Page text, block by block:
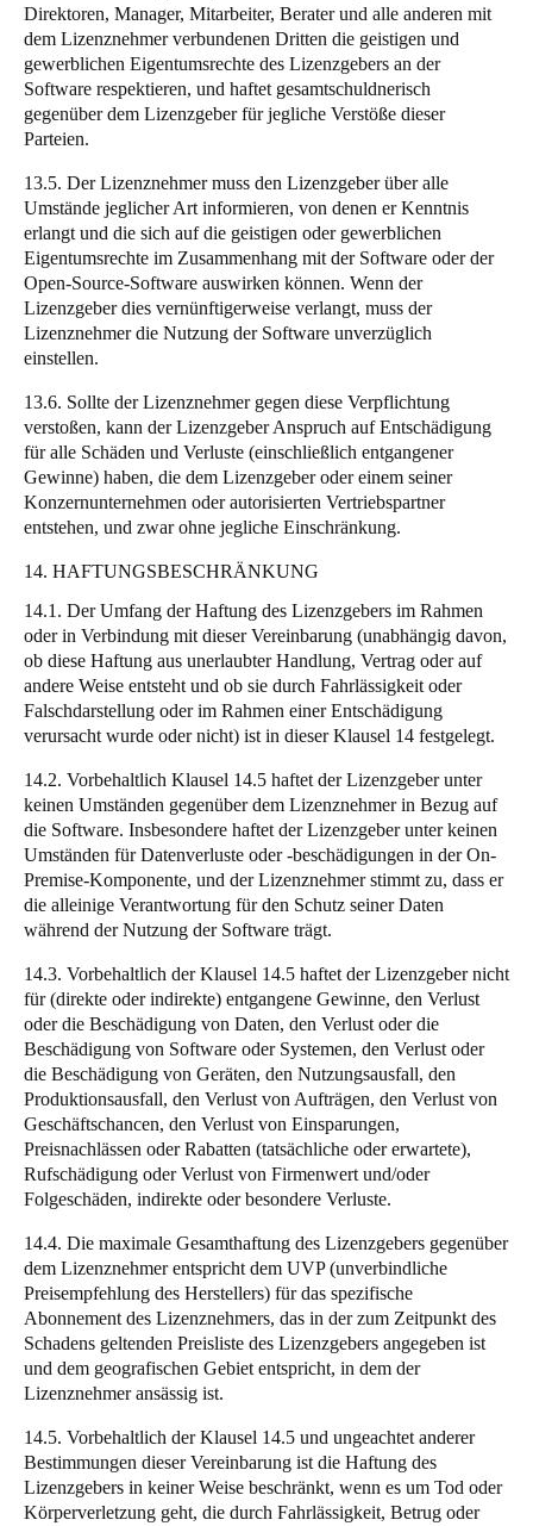
Direktoren, Manager, Mitarbeiter, Berater und alle anderen mit
dem Lizenznehmer verbundenen Dritten die geistigen und
gewerblichen Eigentumsrechte des Lizenzgebers an der
Software respektieren, und haftet gesamtschuldnerisch
gegenüber dem Lizenzgeber für jegliche Verstöße dieser
Parteien.
13.5. Der Lizenznehmer muss den Lizenzgeber über alle
Umstände jeglicher Art informieren, von denen er Kenntnis
erlangt und die sich auf die geistigen oder gewerblichen
Eigentumsrechte im Zusammenhang mit der Software oder der
Open-Source-Software auswirken können. Wenn der
Lizenzgeber dies vernünftigerweise verlangt, muss der
Lizenznehmer die Nutzung der Software unverzüglich
einstellen.
13.6. Sollte der Lizenznehmer gegen diese Verpflichtung
verstoßen, kann der Lizenzgeber Anspruch auf Entschädigung
für alle Schäden und Verluste (einschließlich entgangener
Gewinne) haben, die dem Lizenzgeber oder einem seiner
Konzernunternehmen oder autorisierten Vertriebspartner
entstehen, und zwar ohne jegliche Einschränkung.
14. HAFTUNGSBESCHRÄNKUNG
14.1. Der Umfang der Haftung des Lizenzgebers im Rahmen
oder in Verbindung mit dieser Vereinbarung (unabhängig davon,
ob diese Haftung aus unerlaubter Handlung, Vertrag oder auf
andere Weise entsteht und ob sie durch Fahrlässigkeit oder
Falschdarstellung oder im Rahmen einer Entschädigung
verursacht wurde oder nicht) ist in dieser Klausel 14 festgelegt.
14.2. Vorbehaltlich Klausel 14.5 haftet der Lizenzgeber unter
keinen Umständen gegenüber dem Lizenznehmer in Bezug auf
die Software. Insbesondere haftet der Lizenzgeber unter keinen
Umständen für Datenverluste oder -beschädigungen in der On-
Premise-Komponente, und der Lizenznehmer stimmt zu, dass er
die alleinige Verantwortung für den Schutz seiner Daten
während der Nutzung der Software trägt.
14.3. Vorbehaltlich der Klausel 14.5 haftet der Lizenzgeber nicht
für (direkte oder indirekte) entgangene Gewinne, den Verlust
oder die Beschädigung von Daten, den Verlust oder die
Beschädigung von Software oder Systemen, den Verlust oder
die Beschädigung von Geräten, den Nutzungsausfall, den
Produktionsausfall, den Verlust von Aufträgen, den Verlust von
Geschäftschancen, den Verlust von Einsparungen,
Preisnachlässen oder Rabatten (tatsächliche oder erwartete),
Rufschädigung oder Verlust von Firmenwert und/oder
Folgeschäden, indirekte oder besondere Verluste.
14.4. Die maximale Gesamthaftung des Lizenzgebers gegenüber
dem Lizenznehmer entspricht dem UVP (unverbindliche
Preisempfehlung des Herstellers) für das spezifische
Abonnement des Lizenznehmers, das in der zum Zeitpunkt des
Schadens geltenden Preisliste des Lizenzgebers angegeben ist
und dem geografischen Gebiet entspricht, in dem der
Lizenznehmer ansässig ist.
14.5. Vorbehaltlich der Klausel 14.5 und ungeachtet anderer
Bestimmungen dieser Vereinbarung ist die Haftung des
Lizenzgebers in keiner Weise beschränkt, wenn es um Tod oder
Körperverletzung geht, die durch Fahrlässigkeit, Betrug oder